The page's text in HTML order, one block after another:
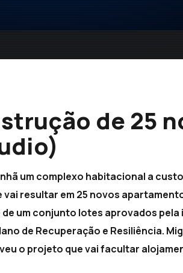
de 25
um complexo habitacional a
resultar em 25 novos
um conjunto lotes aprovados
de Recuperação e Resiliência.
o projeto que vai facultar